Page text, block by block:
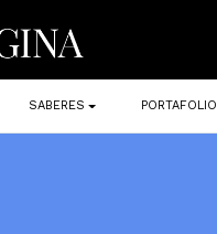
SABERES PORTAFOLIO